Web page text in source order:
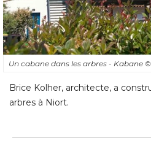
Un cabane dans les arbres - Kabane ©
Brice Kolher, architecte, a
arbres à Niort.